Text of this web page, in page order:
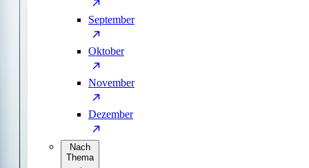
September
Oktober
November
Dezember
Nach
Thema